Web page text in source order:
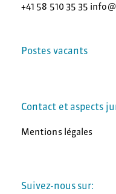
+41 58 510 35 35
Postes vacants
Contact et aspects
Mentions légales
Suivez-nous sur: